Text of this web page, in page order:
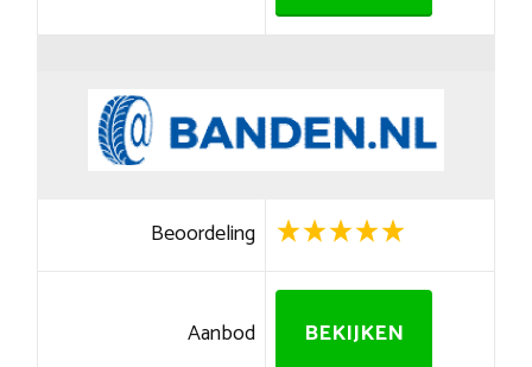
Beoordeling
Aanbod BEKIJKEN